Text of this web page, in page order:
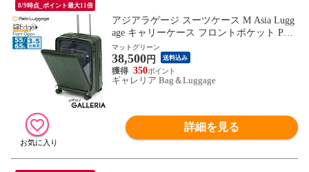
8/9時点_ポイント最大11倍
アジアラゲージ スーツケース M Asia Lugg
age キャリーケース フロントポケット PC
軽量 55L 65L 3泊 4泊 5泊 拡張 ストッパー
静音 ポリカーボネート TS デカかるEdge F
ront Open ALI-077-22FW
マットグリーン
38,500円 送料込み
350
ギャレリア Bag＆Luggage
詳細を見る